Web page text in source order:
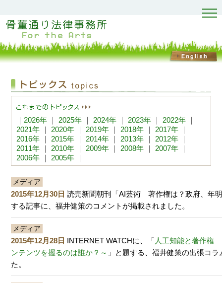
｜ 2026年 ｜ 2025年 ｜ 2024年 ｜ 2023年 ｜ 2022年 ｜
2021年 ｜ 2020年 ｜ 2019年 ｜ 2018年 ｜ 2017年 ｜
2016年 ｜ 2015年 ｜ 2014年 ｜ 2013年 ｜ 2012年 ｜
2011年 ｜ 2010年 ｜ 2009年 ｜ 2008年 ｜ 2007年 ｜
2006年 ｜ 2005年 ｜
メディア
2015年12月30日 読売新聞朝刊「AI芸術 著作権は？政府、年
する記事に、福井健策のコメントが掲載されました。
メディア
2015年12月28日 INTERNET WATCHに、「 人工知能と著作権
ンテンツを握るのは誰か？～ 」と題する、福井健策の出張コ
た。